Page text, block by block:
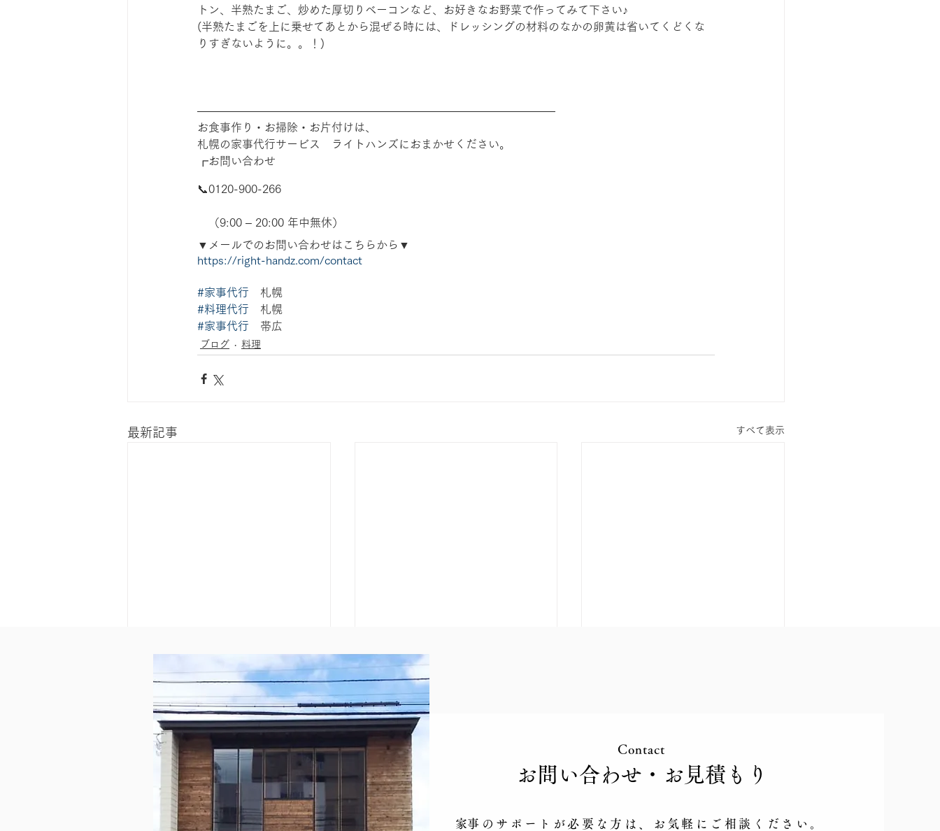
トン、半熟たまご、炒めた厚切りベーコンなど、お好きなお野菜で作ってみて下さい♪
(半熟たまごを上に乗せてあとから混ぜる時には、ドレッシングの材料のなかの卵黄は省いてくどくな
りすぎないように。。！)
――――――――――――――――――――――――――――――――
お食事作り・お掃除・お片付けは、
札幌の家事代行サービス　ライトハンズにおまかせください。
┏お問い合わせ
📞0120-900-266
（9:00 – 20:00 年中無休）
▼メールでのお問い合わせはこちらから▼
https://right-handz.com/contact
#家事代行 札幌
#料理代行 札幌
#家事代行 帯広
ブログ 料理
最新記事 すべて表示
9月 お仕事説明会 千歳・
9月 お仕事説明会 帯広・
十勝エリア
9月 お仕事説明会 札幌・
Contact
​お問い合わせ​・お見積もり
​家事のサポートが必要な方は、お気軽にご相談ください。